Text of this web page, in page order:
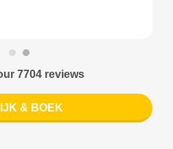
7704 reviews
& BOEK